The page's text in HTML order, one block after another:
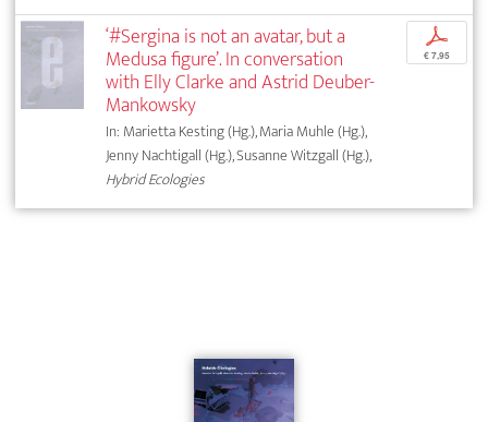
‘#Sergina is not an avatar, but a
Medusa figure’. In conversation
with Elly Clarke and Astrid Deuber-
Mankowsky
In: Marietta Kesting (Hg.), Maria Muhle (Hg.),
Jenny Nachtigall (Hg.), Susanne Witzgall (Hg.),
Hybrid Ecologies
p
€ 7,95